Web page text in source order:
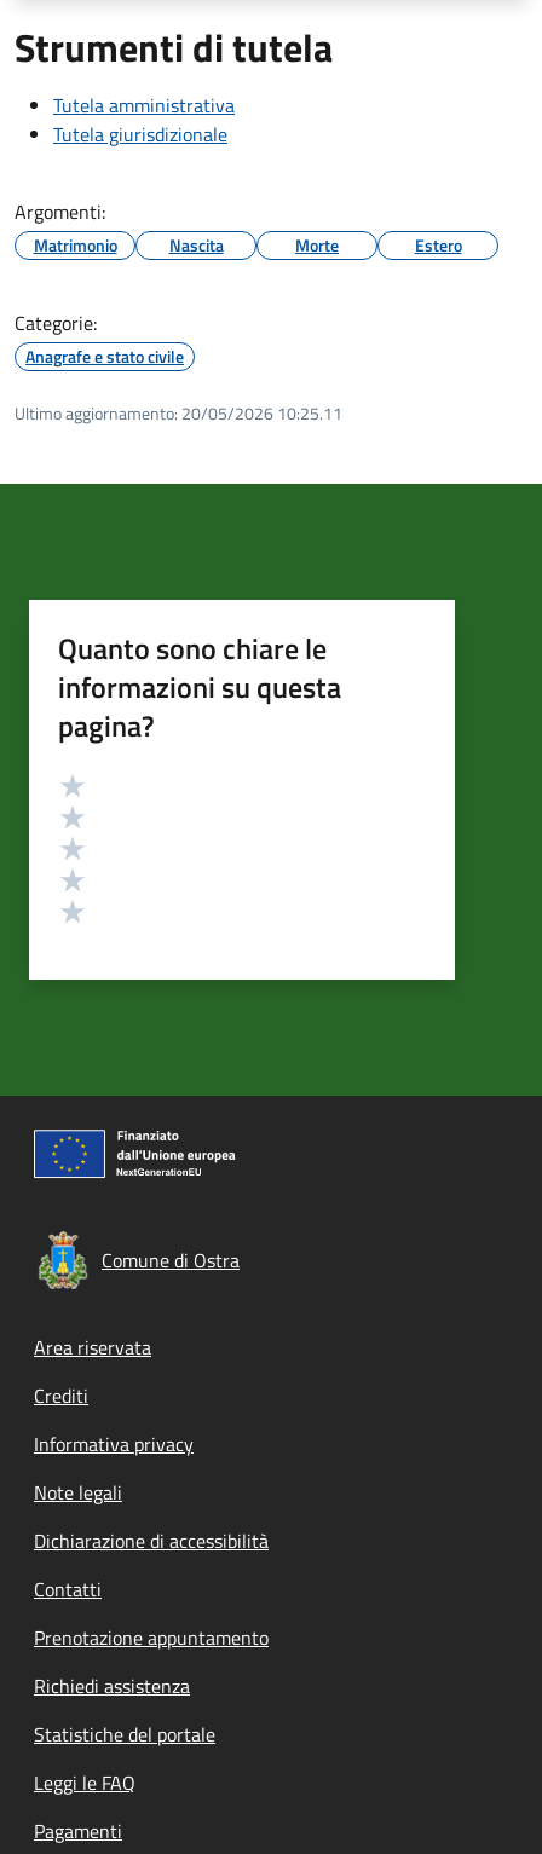
Strumenti di tutela
Tutela amministrativa
Tutela giurisdizionale
Argomenti:
Matrimonio Nascita Morte Estero
Categorie:
Anagrafe e stato civile
Ultimo aggiornamento: 20/05/2026 10:25.11
Quanto sono chiare le
informazioni su questa
pagina?
Valutazione
Comune di Ostra
Footer menu
Area riservata
Crediti
Informativa privacy
Note legali
Dichiarazione di accessibilità
Contatti
Prenotazione appuntamento
Richiedi assistenza
Statistiche del portale
Leggi le FAQ
Pagamenti